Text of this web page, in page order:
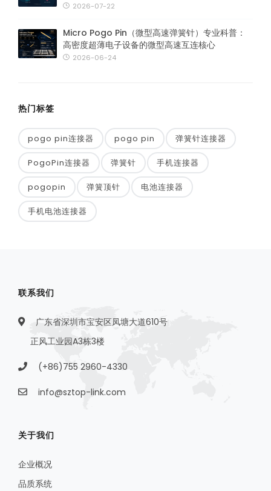
2026-07-22
Micro Pogo Pin（微型高速弹簧针）专业科普：
高密度超薄电子设备的微型高速互连核心
2026-06-24
热门标签
pogo pin连接器 pogo pin 弹簧针连接器
PogoPin连接器 弹簧针 手机连接器
pogopin 弹簧顶针 电池连接器
手机电池连接器
联系我们
广东省深圳市宝安区凤塘大道610号
正风工业园A3栋3楼
(+86)755 2960-4330
info@sztop-link.com
关于我们
企业概况
品质系统